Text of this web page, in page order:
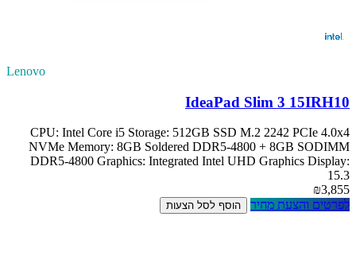
Lenovo
IdeaPad Slim 3 15IRH10
CPU: Intel Core i5 Storage: 512GB SSD M.2 2242 PCIe 4.0x4
NVMe Memory: 8GB Soldered DDR5-4800 + 8GB SODIMM
DDR5-4800 Graphics: Integrated Intel UHD Graphics Display:
15.3
₪3,855
לפרטים והצעת מחיר
הוסף לסל הצעות